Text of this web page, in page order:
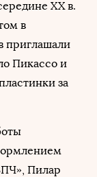
XX в.
в
приглашали
Пикассо и
за
Пилар